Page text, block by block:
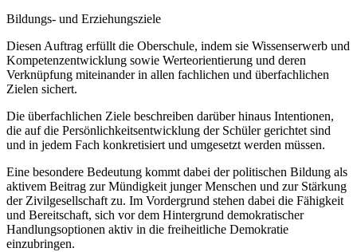
Bildungs- und Erziehungsziele
Diesen Auftrag erfüllt die Oberschule, indem sie Wissenserwerb und
Kompetenzentwicklung sowie Werteorientierung und deren
Verknüpfung miteinander in allen fachlichen und überfachlichen
Zielen sichert.
Die überfachlichen Ziele beschreiben darüber hinaus Intentionen,
die auf die Persönlichkeitsentwicklung der Schüler gerichtet sind
und in jedem Fach konkretisiert und umgesetzt werden müssen.
Eine besondere Bedeutung kommt dabei der politischen Bildung als
aktivem Beitrag zur Mündigkeit junger Menschen und zur Stärkung
der Zivilgesellschaft zu. Im Vordergrund stehen dabei die Fähigkeit
und Bereitschaft, sich vor dem Hintergrund demokratischer
Handlungsoptionen aktiv in die freiheitliche Demokratie
einzubringen.